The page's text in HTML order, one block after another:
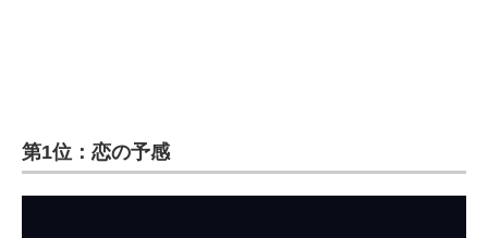
第1位：恋の予感